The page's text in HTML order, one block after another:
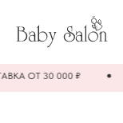
ОТ 30 000 ₽